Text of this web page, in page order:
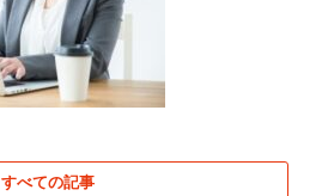
すべての記事